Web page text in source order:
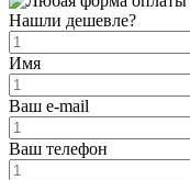
Нашли дешевле?
Имя
Ваш e-mail
Ваш телефон